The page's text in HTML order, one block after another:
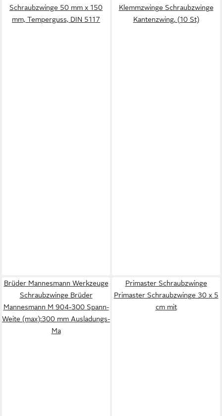
Schraubzwinge 50 mm x 150
mm, Temperguss, DIN 5117
Klemmzwinge Schraubzwinge
Kantenzwing, (10 St)
Brüder Mannesmann Werkzeuge
Schraubzwinge Brüder
Mannesmann M 904-300 Spann-
Weite (max):300 mm Ausladungs-
Ma
Primaster Schraubzwinge
Primaster Schraubzwinge 30 x 5
cm mit